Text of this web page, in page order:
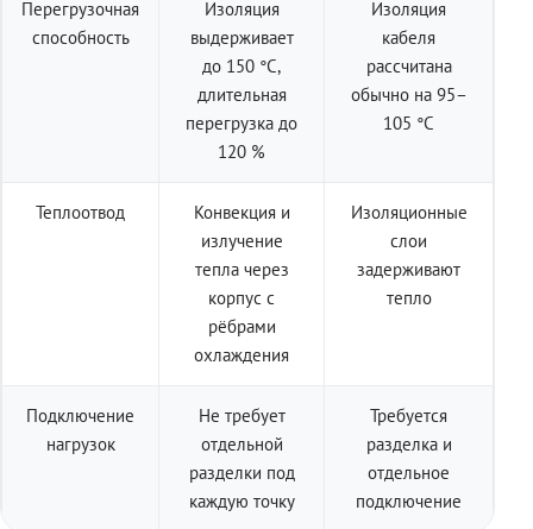
Перегрузочная
способность
Изоляция
выдерживает
до 150 °C,
длительная
перегрузка до
120 %
Изоляция
кабеля
рассчитана
обычно на 95–
105 °C
Теплоотвод
Конвекция и
излучение
тепла через
корпус с
рёбрами
охлаждения
Изоляционные
слои
задерживают
тепло
Подключение
нагрузок
Не требует
отдельной
разделки под
каждую точку
Требуется
разделка и
отдельное
подключение